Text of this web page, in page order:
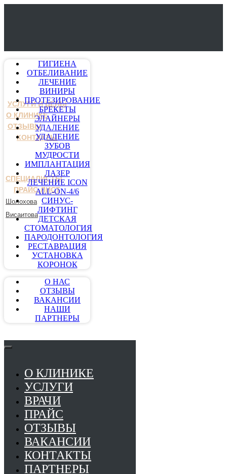
УСЛУГИ И ЦЕНЫ
О КЛИНИКЕ
ОТЗЫВЫ
КОНТАКТЫ
СПЕЦИАЛИСТЫ
ПРАЙС-ЛИСТ
Шолохова
Висаитова
ГИГИЕНА
ОТБЕЛИВАНИЕ
ЛЕЧЕНИЕ
ВИНИРЫ
ПРОТЕЗИРОВАНИЕ
БРЕКЕТЫ
ЭЛАЙНЕРЫ
УДАЛЕНИЕ
УДАЛЕНИЕ
ЗУБОВ
МУДРОСТИ
ИМПЛАНТАЦИЯ
ЛАЗЕР
ЛЕЧЕНИЕ ICON
ALL-ON-4/6
СИНУС-
ЛИФТИНГ
ДЕТСКАЯ
СТОМАТОЛОГИЯ
ПАРОДОНТОЛОГИЯ
РЕСТАВРАЦИЯ
УСТАНОВКА
КОРОНОК
О НАС
ОТЗЫВЫ
ВАКАНСИИ
НАШИ
ПАРТНЕРЫ
О КЛИНИКЕ
УСЛУГИ
ВРАЧИ
ПРАЙС
ОТЗЫВЫ
ВАКАНСИИ
КОНТАКТЫ
ПАРТНЕРЫ